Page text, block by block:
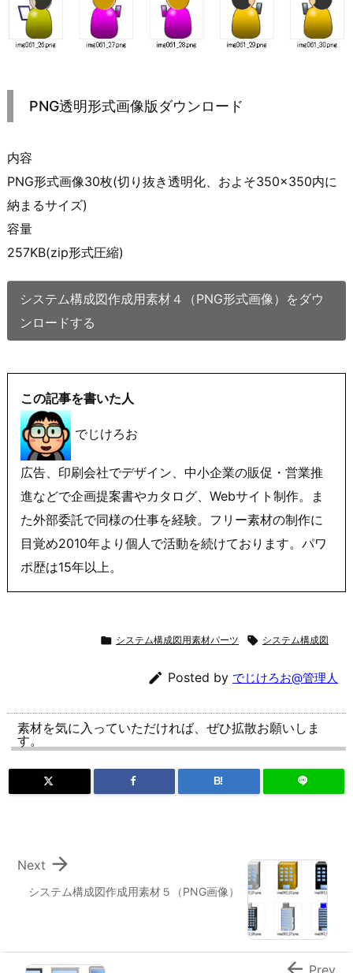
PNG透明形式画像版ダウンロード
内容
PNG形式画像30枚(切り抜き透明化、およそ350×350内に
納まるサイズ)
容量
257KB(zip形式圧縮)
システム構成図作成用素材４（PNG形式画像）をダウ
ンロードする
この記事を書いた人
でじけろお
広告、印刷会社でデザイン、中小企業の販促・営業推
進などで企画提案書やカタログ、Webサイト制作。ま
た外部委託で同様の仕事を経験。フリー素材の制作に
目覚め2010年より個人で活動を続けております。パワ
ポ歴は15年以上。
 システム構成図用素材パーツ  システム構成図
 Posted by でじけろお@管理人
素材を気に入っていただければ、ぜひ拡散お願いしま
す。
B!
システム構成図作成用素材５（PNG画像）

Next
Prev